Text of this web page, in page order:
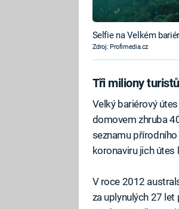
Selfie na Velkém
Zdroj: Profimedia.cz
Tři miliony turistů
Velký bariérový
domovem zhruba
seznamu
koronaviru jich
V roce 2012
za uplynulých 27